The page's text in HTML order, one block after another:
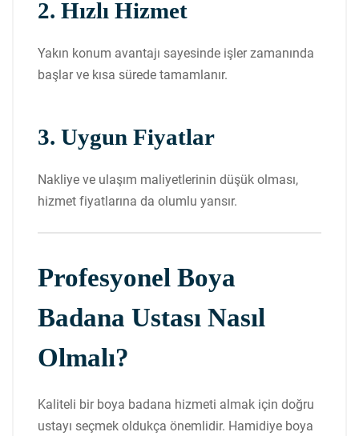
2. Hızlı Hizmet
Yakın konum avantajı sayesinde işler zamanında
başlar ve kısa sürede tamamlanır.
3. Uygun Fiyatlar
Nakliye ve ulaşım maliyetlerinin düşük olması,
hizmet fiyatlarına da olumlu yansır.
Profesyonel Boya
Badana Ustası Nasıl
Olmalı?
Kaliteli bir boya badana hizmeti almak için doğru
ustayı seçmek oldukça önemlidir. Hamidiye boya